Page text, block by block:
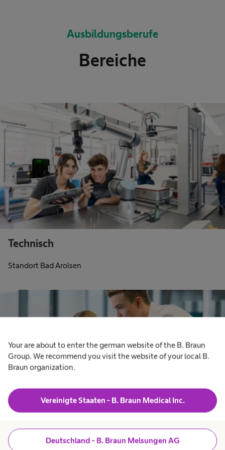
Your are about to enter the german website of the B. Braun
Group. We recommend you visit the website of your local B.
Braun organization.
Vereinigte Staaten - B. Braun Medical Inc.
Deutschland - B. Braun Melsungen AG
Ausbildungsberufe
Bereiche
Technisch
Standort Bad Arolsen
Kaufmännisch